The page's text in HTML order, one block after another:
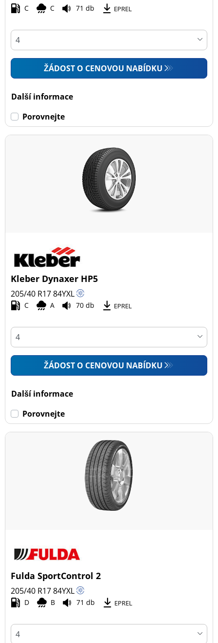
C C 71 db EPREL
ŽÁDOST O CENOVOU NABÍDKU
Další informace
Porovnejte
Kleber Dynaxer HP5
205/40 R1784YXL
C A 70 db EPREL
ŽÁDOST O CENOVOU NABÍDKU
Další informace
Porovnejte
Fulda SportControl 2
205/40 R1784YXL
D B 71 db EPREL